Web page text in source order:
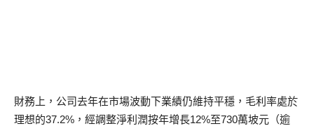
財務上，公司去年在市場波動下業績仍維持平穩，毛利率處於
理想的37.2%，經調整淨利潤按年增長12%至730萬坡元（逾